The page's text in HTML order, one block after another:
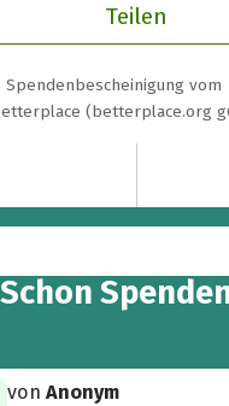
Teilen
vom
(betterplace.org
Schon 7
vonAnonym